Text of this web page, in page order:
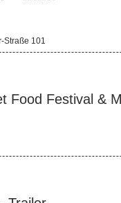
Straße 101
Food Festival &